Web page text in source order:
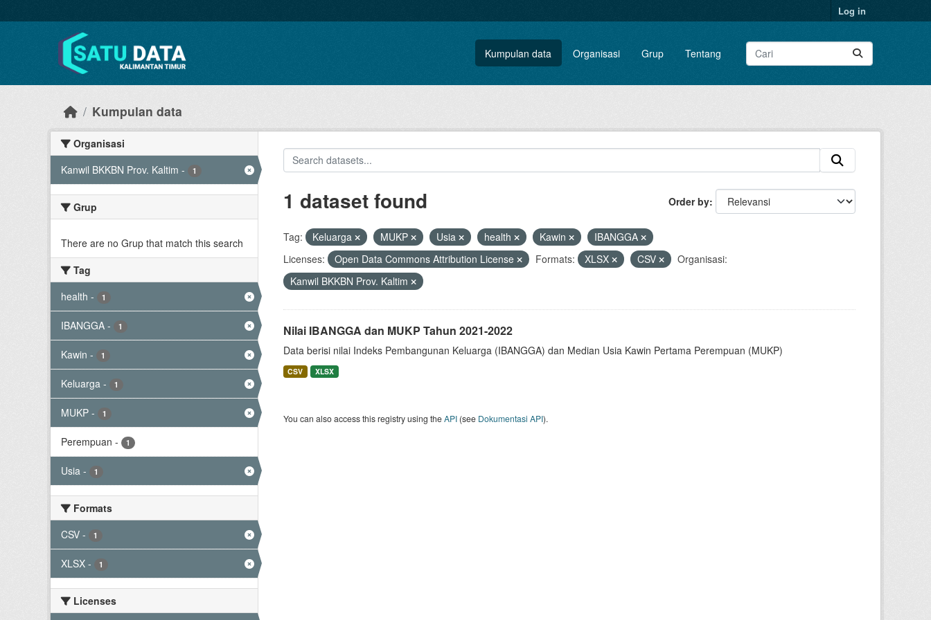
Log in
Kumpulan data Organisasi Grup Tentang
Kumpulan data
Organisasi
Kanwil BKKBN Prov. Kaltim - 1
Grup
There are no Grup that match this search
Tag
health - 1
IBANGGA - 1
Kawin - 1
Keluarga - 1
MUKP - 1
Perempuan - 1
Usia - 1
Formats
CSV - 1
XLSX - 1
Licenses
Order by
1 dataset found
Tag: Keluarga MUKP Usia health Kawin
IBANGGA
Licenses:
Open Data Commons Attribution License Formats: XLSX CSV
Organisasi:
Kanwil BKKBN Prov. Kaltim
Nilai IBANGGA dan MUKP Tahun 2021-2022
Data berisi nilai Indeks Pembangunan Keluarga (IBANGGA) dan Median Usia Kawin Pertama Perempuan (MUKP)
CSV XLSX
You can also access this registry using theAPI(see Dokumentasi API).